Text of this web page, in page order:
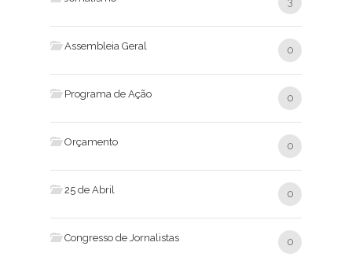
Assembleia Geral 0
Programa de Ação 0
Orçamento 0
25 de Abril 0
Congresso de Jornalistas 0